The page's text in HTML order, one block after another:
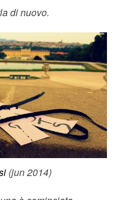
di nuovo.
(jun 2014)